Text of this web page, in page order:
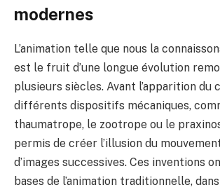
modernes
L’animation telle que nous la
est le fruit d’une longue évolution
plusieurs siècles. Avant l’apparition du
différents dispositifs mécaniques,
thaumatrope, le zootrope ou le
permis de créer l’illusion du
d’images successives. Ces inventions
bases de l’animation traditionnelle,